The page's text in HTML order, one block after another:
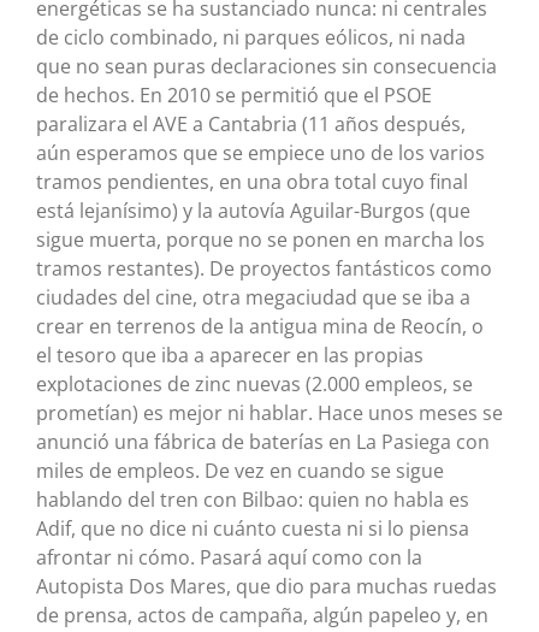
energéticas se ha sustanciado nunca: ni centrales
de ciclo combinado, ni parques eólicos, ni nada
que no sean puras declaraciones sin consecuencia
de hechos. En 2010 se permitió que el PSOE
paralizara el AVE a Cantabria (11 años después,
aún esperamos que se empiece uno de los varios
tramos pendientes, en una obra total cuyo final
está lejanísimo) y la autovía Aguilar-Burgos (que
sigue muerta, porque no se ponen en marcha los
tramos restantes). De proyectos fantásticos como
ciudades del cine, otra megaciudad que se iba a
crear en terrenos de la antigua mina de Reocín, o
el tesoro que iba a aparecer en las propias
explotaciones de zinc nuevas (2.000 empleos, se
prometían) es mejor ni hablar. Hace unos meses se
anunció una fábrica de baterías en La Pasiega con
miles de empleos. De vez en cuando se sigue
hablando del tren con Bilbao: quien no habla es
Adif, que no dice ni cuánto cuesta ni si lo piensa
afrontar ni cómo. Pasará aquí como con la
Autopista Dos Mares, que dio para muchas ruedas
de prensa, actos de campaña, algún papeleo y, en